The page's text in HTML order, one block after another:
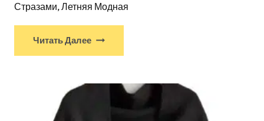
Стразами, Летняя Модная
Читать Далее